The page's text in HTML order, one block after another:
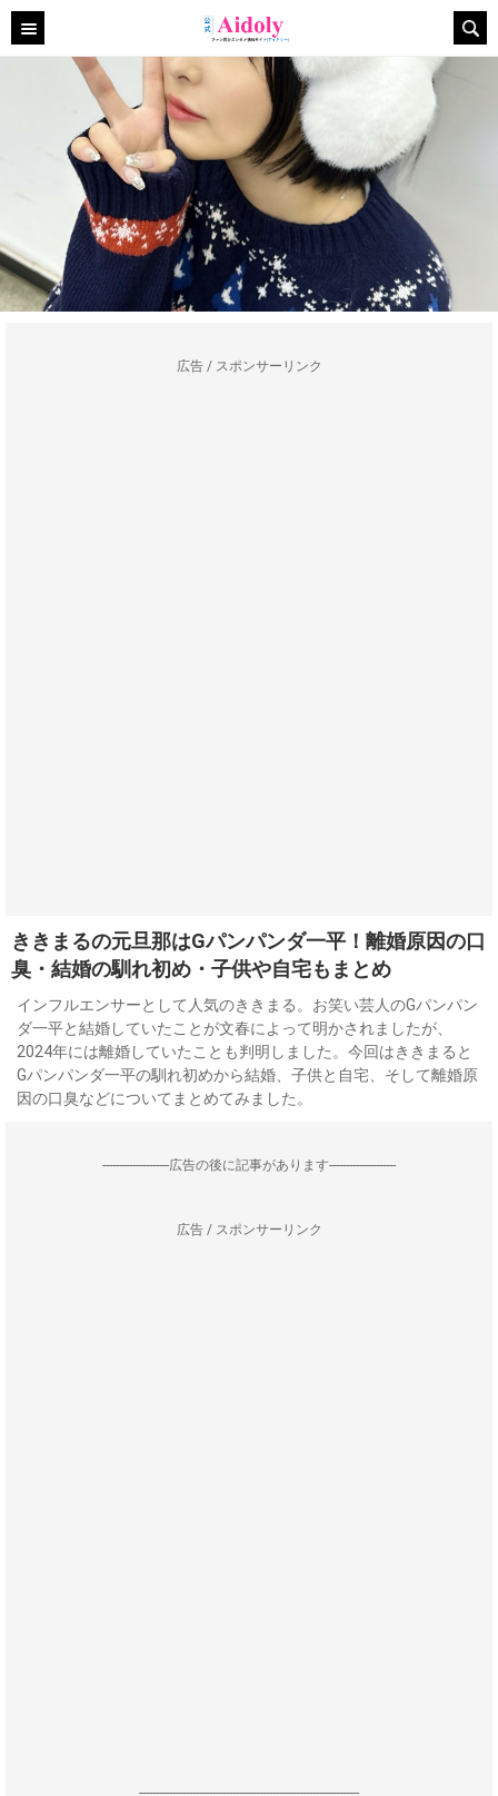
広告 / スポンサーリンク
ききまるの元旦那はGパンパンダ一平！離婚原因の口
臭・結婚の馴れ初め・子供や自宅もまとめ
インフルエンサーとして人気のききまる。お笑い芸人のGパンパン
ダ一平と結婚していたことが文春によって明かされましたが、
2024年には離婚していたことも判明しました。今回はききまると
Gパンパンダ一平の馴れ初めから結婚、子供と自宅、そして離婚原
因の口臭などについてまとめてみました。
--------------------広告の後に記事があります--------------------
広告 / スポンサーリンク
------------------------------------------------------------------